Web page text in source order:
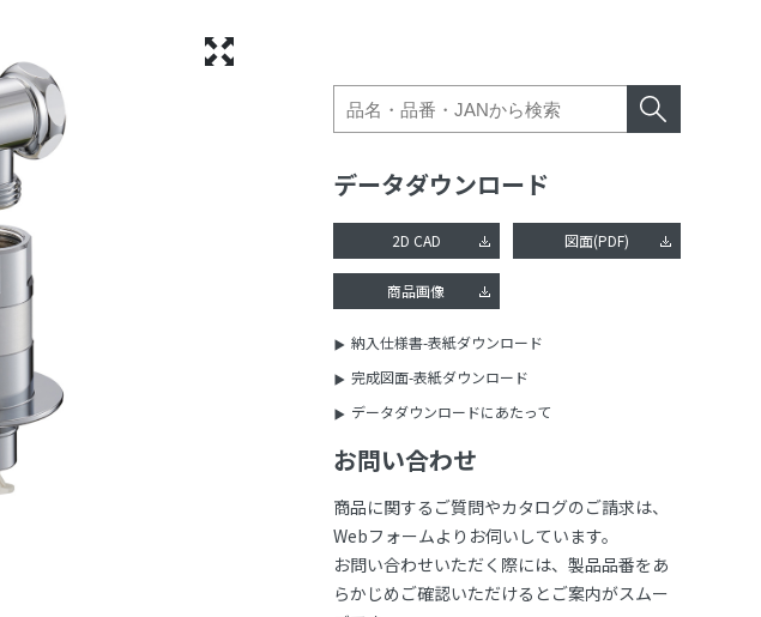
データダウンロード
2D CAD 図面(PDF)
商品画像
納入仕様書-表紙ダウンロード
完成図面-表紙ダウンロード
データダウンロードにあたって
お問い合わせ
商品に関するご質問やカタログのご請求は、
Webフォームよりお伺いしています。
お問い合わせいただく際には、製品品番をあ
らかじめご確認いただけるとご案内がスムー